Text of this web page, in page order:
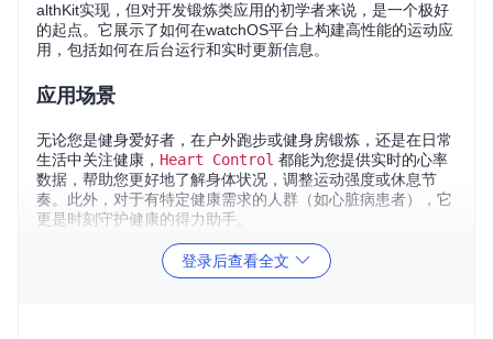
althKit实现，但对开发锻炼类应用的初学者来说，是一个极好
的起点。它展示了如何在watchOS平台上构建高性能的运动应
用，包括如何在后台运行和实时更新信息。
应用场景
无论您是健身爱好者，在户外跑步或健身房锻炼，还是在日常
生活中关注健康， Heart Control 都能为您提供实时的心率
数据，帮助您更好地了解身体状况，调整运动强度或休息节
奏。此外，对于有特定健康需求的人群（如心脏病患者），它
更是时刻守护健康的得力助手。
登录后查看全文